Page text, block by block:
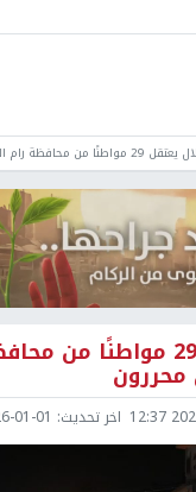
محافظة رام الله غالبيتهم أسرى محررون
الاحتلال يعتقل 29 مواطنًا
محررون
اخر تحديث: 01 12:37